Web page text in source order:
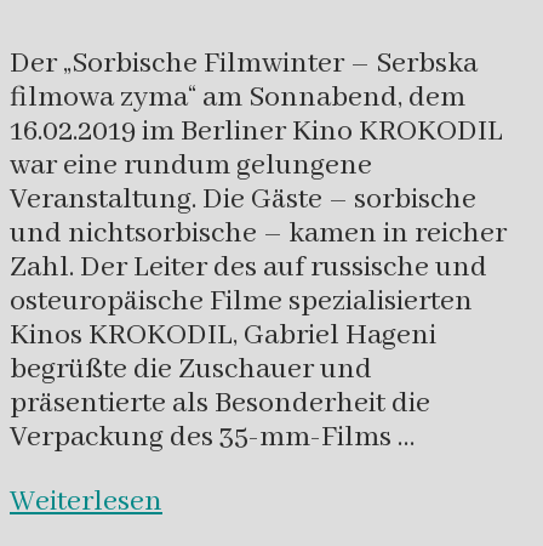
Der „Sorbische Filmwinter – Serbska
filmowa zyma“ am Sonnabend, dem
16.02.2019 im Berliner Kino KROKODIL
war eine rundum gelungene
Veranstaltung. Die Gäste – sorbische
und nichtsorbische – kamen in reicher
Zahl. Der Leiter des auf russische und
osteuropäische Filme spezialisierten
Kinos KROKODIL, Gabriel Hageni
begrüßte die Zuschauer und
präsentierte als Besonderheit die
Verpackung des 35-mm-Films …
Weiterlesen